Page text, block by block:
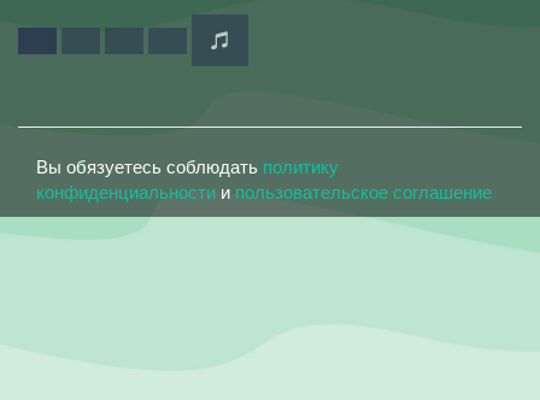
Вы обязуетесь соблюдать политику
конфиденциальности и пользовательское соглашение